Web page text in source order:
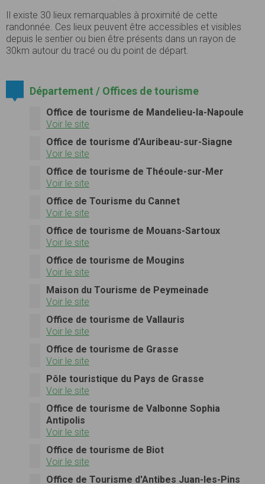
Il existe 30 lieux remarquables à proximité de cette
randonnée. Ces lieux peuvent être accessibles et visibles
depuis le sentier ou bien être présents dans un rayon de
30km autour du tracé ou du point de départ.
Département / Offices de tourisme
Office de tourisme de Mandelieu-la-Napoule
Voir le site
Office de tourisme d'Auribeau-sur-Siagne
Voir le site
Office de tourisme de Théoule-sur-Mer
Voir le site
Office de Tourisme du Cannet
Voir le site
Office de tourisme de Mouans-Sartoux
Voir le site
Office de tourisme de Mougins
Voir le site
Maison du Tourisme de Peymeinade
Voir le site
Office de tourisme de Vallauris
Voir le site
Office de tourisme de Grasse
Voir le site
Pôle touristique du Pays de Grasse
Voir le site
Office de tourisme de Valbonne Sophia
Antipolis
Voir le site
Office de tourisme de Biot
Voir le site
Office de Tourisme d'Antibes Juan-les-Pins